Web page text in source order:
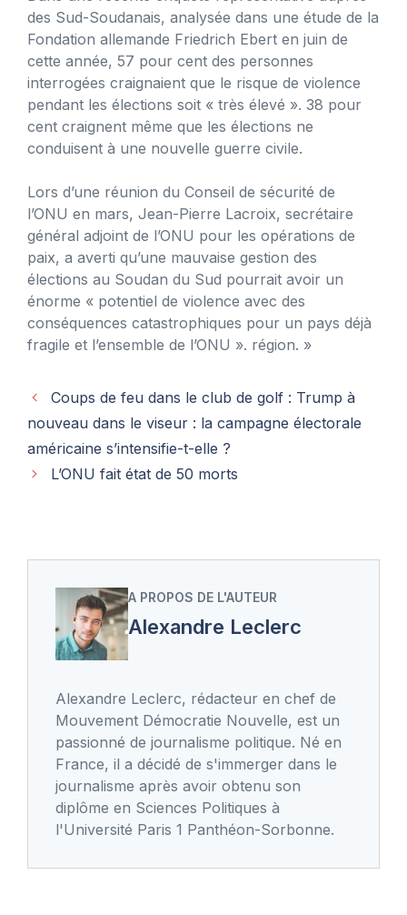
des Sud-Soudanais, analysée dans une étude de la
Fondation allemande Friedrich Ebert en juin de
cette année, 57 pour cent des personnes
interrogées craignaient que le risque de violence
pendant les élections soit « très élevé ». 38 pour
cent craignent même que les élections ne
conduisent à une nouvelle guerre civile.
Lors d’une réunion du Conseil de sécurité de
l’ONU en mars, Jean-Pierre Lacroix, secrétaire
général adjoint de l’ONU pour les opérations de
paix, a averti qu’une mauvaise gestion des
élections au Soudan du Sud pourrait avoir un
énorme « potentiel de violence avec des
conséquences catastrophiques pour un pays déjà
fragile et l’ensemble de l’ONU ». région. »
Coups de feu dans le club de golf : Trump à
nouveau dans le viseur : la campagne électorale
américaine s’intensifie-t-elle ?
L’ONU fait état de 50 morts
A PROPOS DE L'AUTEUR
Alexandre Leclerc
Alexandre Leclerc, rédacteur en chef de
Mouvement Démocratie Nouvelle, est un
passionné de journalisme politique. Né en
France, il a décidé de s'immerger dans le
journalisme après avoir obtenu son
diplôme en Sciences Politiques à
l'Université Paris 1 Panthéon-Sorbonne.